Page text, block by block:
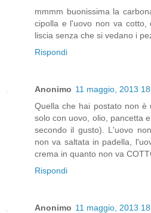
mmmm buonissima la
cipolla e l'uovo non va cotto,
liscia senza che si vedano i
Rispondi
Anonimo 11 maggio, 2013
Quella che hai postato non
solo con uovo, olio, pancetta
secondo il gusto). L'uovo
non va saltata in padella,
crema in quanto non va
Rispondi
Anonimo 11 maggio, 2013